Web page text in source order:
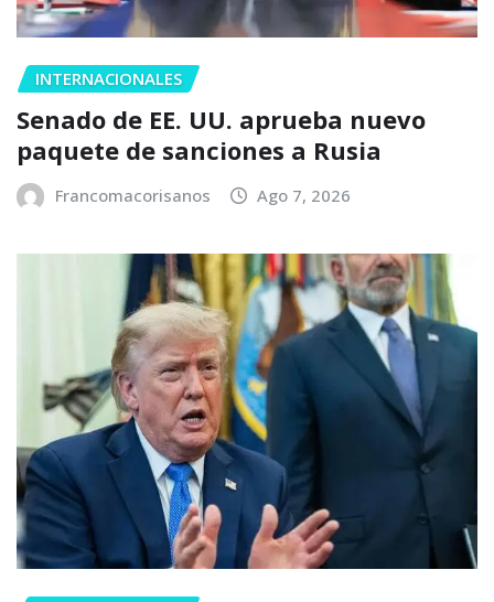
INTERNACIONALES
Senado de EE. UU. aprueba nuevo
paquete de sanciones a Rusia
Francomacorisanos Ago 7, 2026